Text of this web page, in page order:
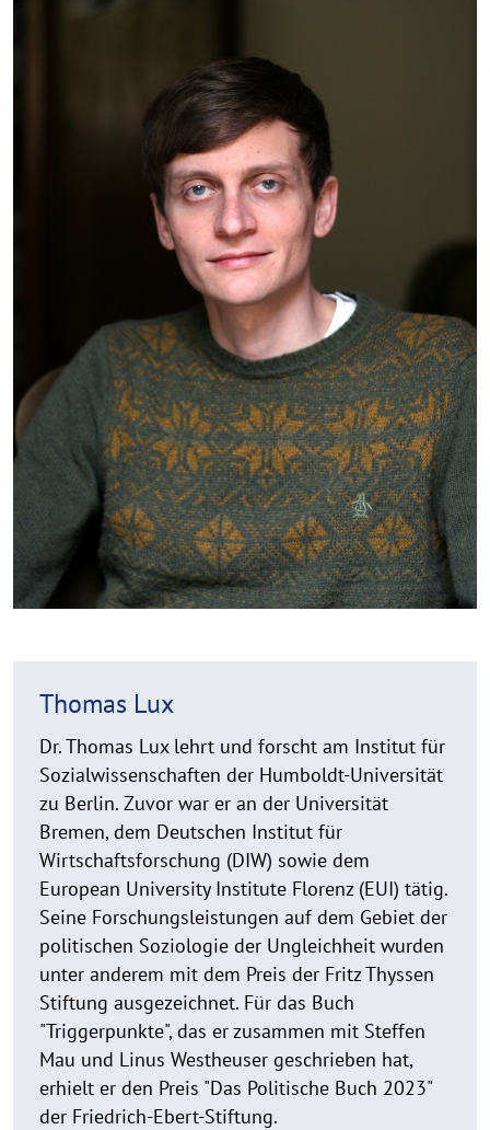
Thomas Lux
Dr. Thomas Lux lehrt und forscht am Institut für
Sozialwissenschaften der Humboldt-Universität
zu Berlin. Zuvor war er an der Universität
Bremen, dem Deutschen Institut für
Wirtschaftsforschung (DIW) sowie dem
European University Institute Florenz (EUI) tätig.
Seine Forschungsleistungen auf dem Gebiet der
politischen Soziologie der Ungleichheit wurden
unter anderem mit dem Preis der Fritz Thyssen
Stiftung ausgezeichnet. Für das Buch
"Triggerpunkte", das er zusammen mit Steffen
Mau und Linus Westheuser geschrieben hat,
erhielt er den Preis "Das Politische Buch 2023"
der Friedrich-Ebert-Stiftung.